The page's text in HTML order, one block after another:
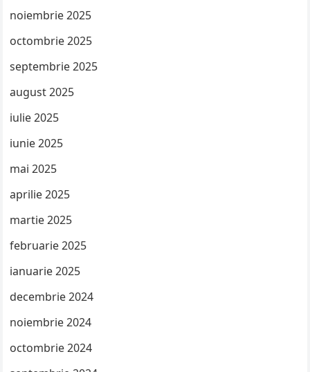
noiembrie 2025
octombrie 2025
septembrie 2025
august 2025
iulie 2025
iunie 2025
mai 2025
aprilie 2025
martie 2025
februarie 2025
ianuarie 2025
decembrie 2024
noiembrie 2024
octombrie 2024